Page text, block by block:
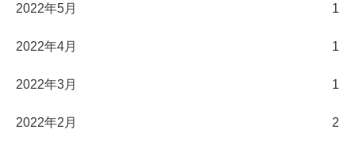
2022年5月 1
2022年4月 1
2022年3月 1
2022年2月 2